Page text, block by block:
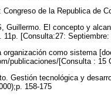
Congreso de la Republica de
Guillermo. El concepto y
11p. [Consulta:27:
como sistema
publicaciones/[Consulta :
Gestión tecnológica y
158-175